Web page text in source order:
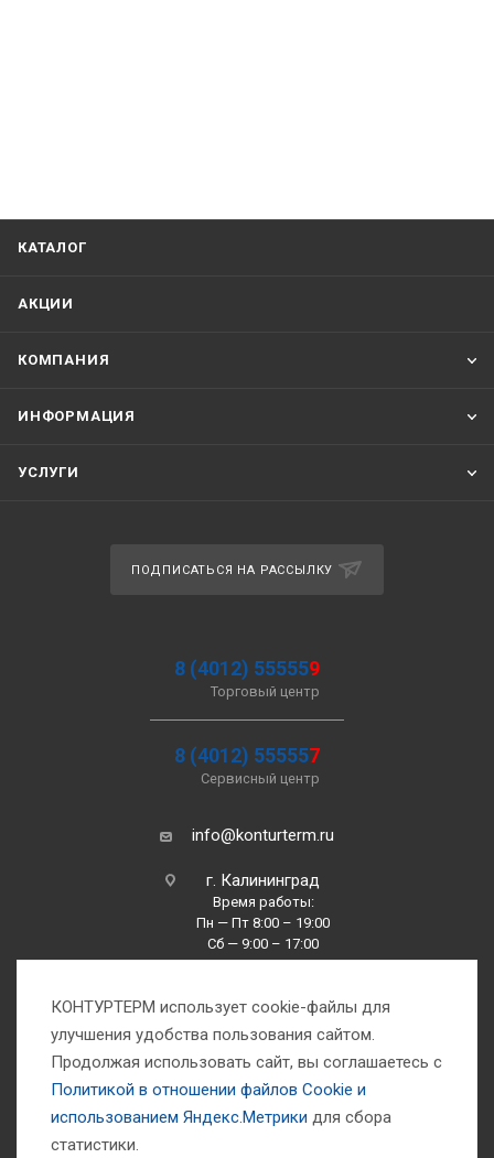
КАТАЛОГ
АКЦИИ
КОМПАНИЯ
ИНФОРМАЦИЯ
УСЛУГИ
ПОДПИСАТЬСЯ НА РАССЫЛКУ
8 (4012) 555559
Торговый центр
8 (4012) 555557
Сервисный центр
info@konturterm.ru
г. Калининград
Время работы:
Пн — Пт 8:00 – 19:00
Сб — 9:00 – 17:00
Вс —10:00 – 16:00
1993-2026 © Компания «Контуртерм» — инженерно-торговый центр
КОНТУРТЕРМ использует cookie-файлы для
улучшения удобства пользования сайтом.
Продолжая использовать сайт, вы соглашаетесь с
Политикой в отношении файлов Сookie и
использованием Яндекс.Метрики для сбора
статистики.